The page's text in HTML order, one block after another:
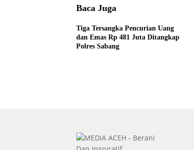
Baca Juga
Tiga Tersangka Pencurian Uang
dan Emas Rp 481 Juta Ditangkap
Polres Sabang